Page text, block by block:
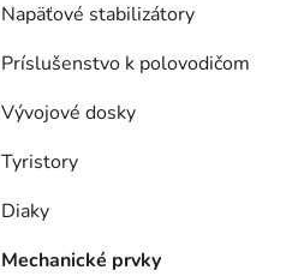
Napäťové stabilizátory
Príslušenstvo k polovodičom
Vývojové dosky
Tyristory
Diaky
Mechanické prvky